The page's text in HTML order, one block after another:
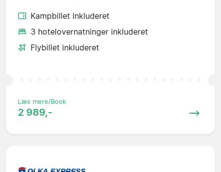
Kampbillet inkluderet
3 hotelovernatninger inkluderet
Flybillet inkluderet
Læs mere/Book
2 989,-